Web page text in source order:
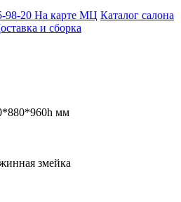
98-20 На карте МЦ Каталог салона
мм
змейка